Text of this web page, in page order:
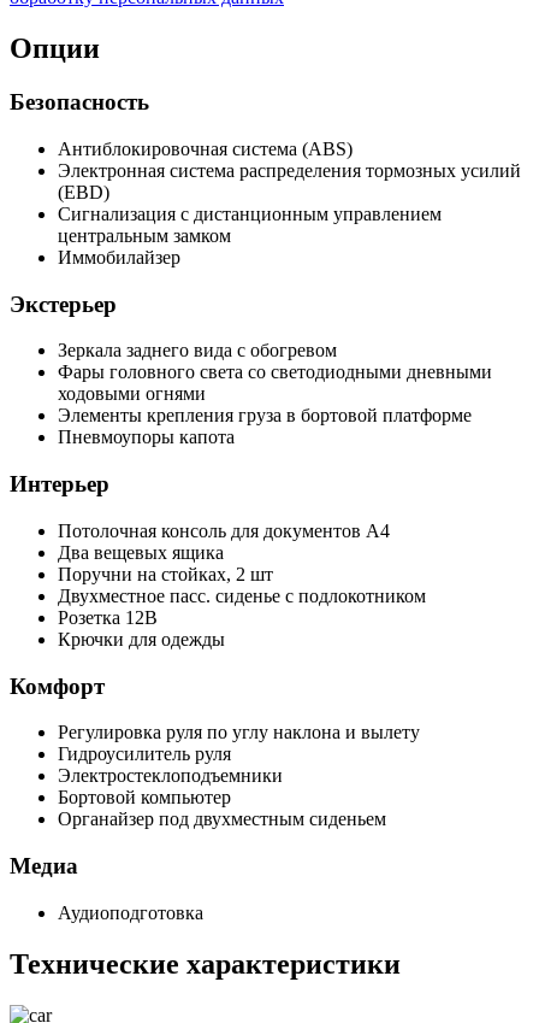
Опции
Безопасность
Антиблокировочная система (ABS)
Электронная система распределения тормозных усилий
(EBD)
Сигнализация с дистанционным управлением
центральным замком
Иммобилайзер
Экстерьер
Зеркала заднего вида с обогревом
Фары головного света со светодиодными дневными
ходовыми огнями
Элементы крепления груза в бортовой платформе
Пневмоупоры капота
Интерьер
Потолочная консоль для документов А4
Два вещевых ящика
Поручни на стойках, 2 шт
Двухместное пасс. сиденье с подлокотником
Розетка 12В
Крючки для одежды
Комфорт
Регулировка руля по углу наклона и вылету
Гидроусилитель руля
Электростеклоподъемники
Бортовой компьютер
Органайзер под двухместным сиденьем
Медиа
Аудиоподготовка
Технические характеристики